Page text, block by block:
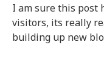
I am sure this post
visitors, its really
building up new